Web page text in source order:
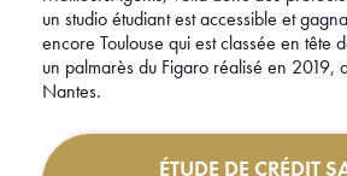
un studio étudiant est accessible et
encore Toulouse qui est classée en tête
un palmarès du Figaro réalisé en 2019,
Nantes.
ÉTUDE DE CRÉDIT